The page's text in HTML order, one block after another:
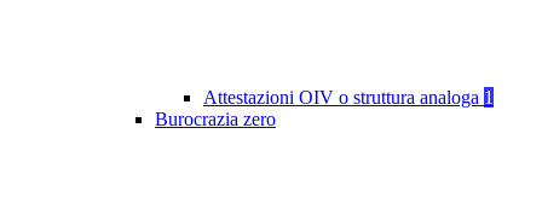
Attestazioni OIV o struttura analoga 1
Burocrazia zero